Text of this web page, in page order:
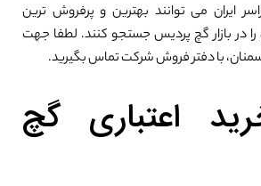
ایران می توانند بهترین و پرفروش ترین
در بازار گچ پردیس جستجو کنند. لطفا جهت
با دفتر فروش شرکت تماس بگیرید.
اعتباری گچ